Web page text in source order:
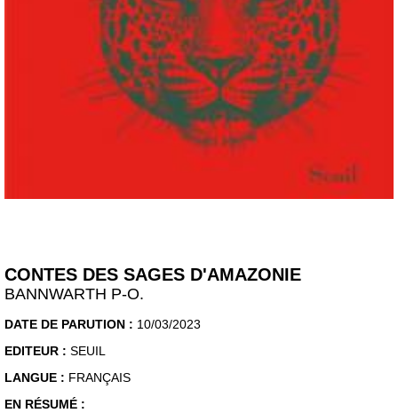
CONTES DES SAGES D'AMAZONIE
BANNWARTH P-O.
DATE DE PARUTION : 10/03/2023
EDITEUR : SEUIL
LANGUE : FRANÇAIS
EN RÉSUMÉ :